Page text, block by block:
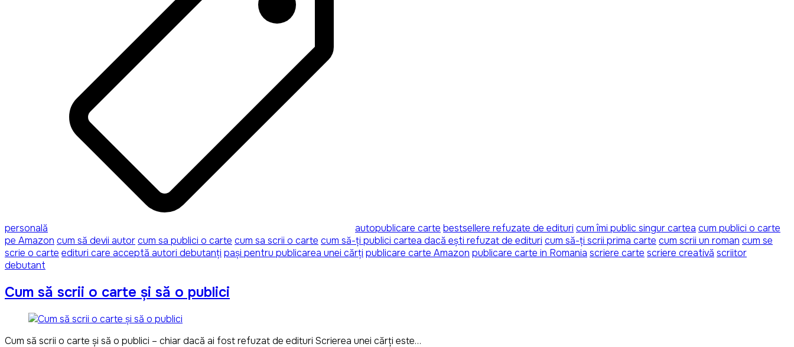
personală autopublicare carte bestsellere refuzate de edituri cum îmi public singur cartea cum publici o carte
pe Amazon cum să devii autorcum sa publici o carte cum sa scrii o carte cum să-ți publici cartea dacă ești refuzat de edituri cum să-ți scrii prima carte cum scrii un roman cum se
scrie o carte edituri care acceptă autori debutanți pași pentru publicarea unei cărți publicare carte Amazon publicare carte in Romania scriere carte scriere creativă scriitor
debutant
Cum să scrii o carte și să o publici
Cum să scrii o carte și să o publici – chiar dacă ai fost refuzat de edituri Scrierea unei cărți este…